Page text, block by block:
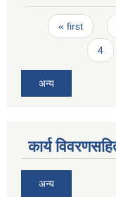
Pages
« first
4
अन्य
कार्य
अन्य